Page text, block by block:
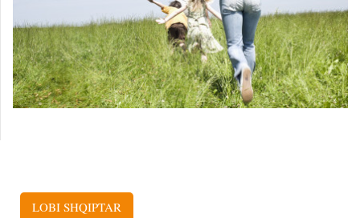
LOBI SHQIPTAR